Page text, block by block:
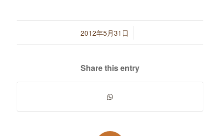
2012年5月31日
/
Share this entry